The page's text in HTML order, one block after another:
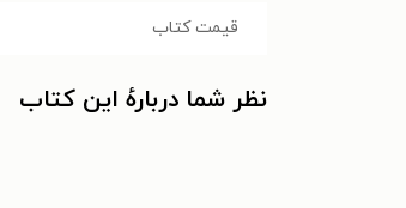
قیمت کتاب
نظر شما دربارهٔ این کتاب